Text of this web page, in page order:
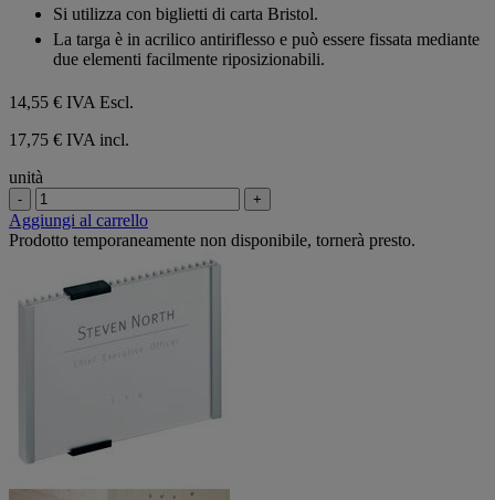
Si utilizza con biglietti di carta Bristol.
La targa è in acrilico antiriflesso e può essere fissata mediante
due elementi facilmente riposizionabili.
14,55 € IVA Escl.
17,75 € IVA incl.
unità
- +
Aggiungi al carrello
Prodotto temporaneamente non disponibile, tornerà presto.